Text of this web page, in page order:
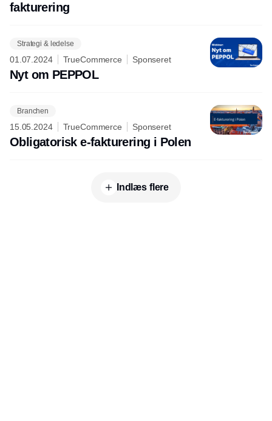
fakturering
Strategi & ledelse
01.07.2024 TrueCommerce Sponseret
Nyt om PEPPOL
Branchen
15.05.2024 TrueCommerce Sponseret
Obligatorisk e-fakturering i Polen
Indlæs flere